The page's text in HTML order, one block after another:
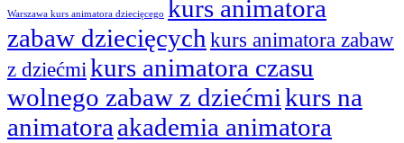
Warszawa kurs animatora dziecięcego kurs animatora
zabaw dziecięcych kurs animatora zabaw
z dziećmi kurs animatora czasu
wolnego zabaw z dziećmikurs na
animatora akademia animatora